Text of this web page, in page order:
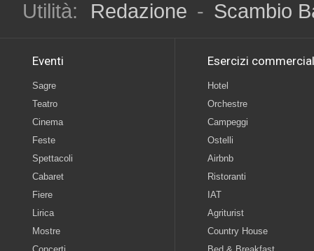
Utilità:
Redazione - Scambio
Eventi
Sagre
Teatro
Cinema
Feste
Spettacoli
Cabaret
Fiere
Lirica
Mostre
Esercizi
Hotel
Orchestre
Campeggi
Ostelli
Airbnb
Ristoranti
IAT
Agriturist
Country House